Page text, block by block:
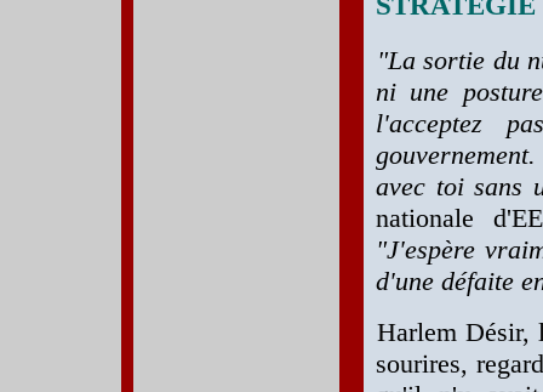
"La sortie du
ni une
l'acceptez
avec toi sans
nationale
"J'espère
d'une défaite
Harlem Désir,
sourires,